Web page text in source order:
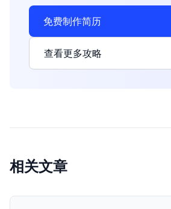
免费制作简历
查看更多攻略
相关文章